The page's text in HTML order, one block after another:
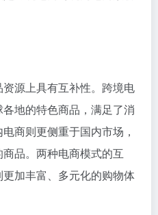
源上具有互补性。跨境电
地的特色商品，满足了消
商则更侧重于国内市场，
品。两种电商模式的互
加丰富、多元化的购物体